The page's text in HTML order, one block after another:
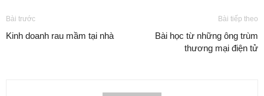
Bài trước
Kinh doanh rau mầm tại nhà
Bài tiếp theo
Bài học từ những ông trùm
thương mại điện tử